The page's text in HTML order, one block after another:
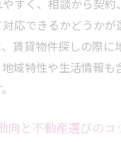
すく、相談から契約
対応できるかどうか
賃貸物件探しの際に
域特性や生活情報も
向と不動産選びのコ